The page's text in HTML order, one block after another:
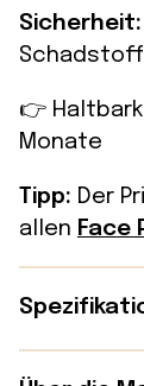
Sicherheit:
👉
Monate
Tipp: Der
allen Face